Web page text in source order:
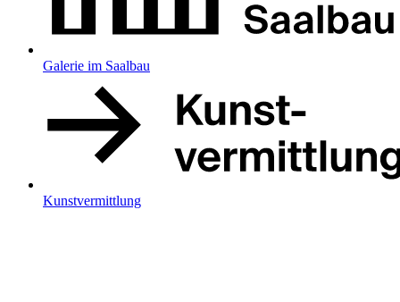
Galerie im Saalbau
Kunstvermittlung